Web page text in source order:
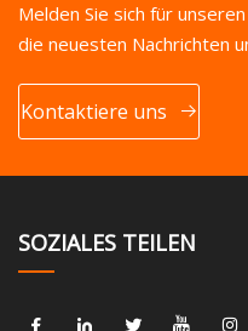
Melden Sie sich für
die neuesten Nachrichten
Kontaktiere uns
SOZIALES TEILEN